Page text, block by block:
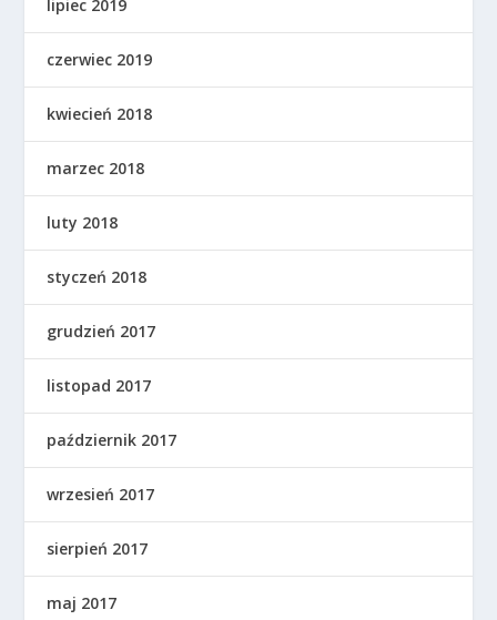
lipiec 2019
czerwiec 2019
kwiecień 2018
marzec 2018
luty 2018
styczeń 2018
grudzień 2017
listopad 2017
październik 2017
wrzesień 2017
sierpień 2017
maj 2017